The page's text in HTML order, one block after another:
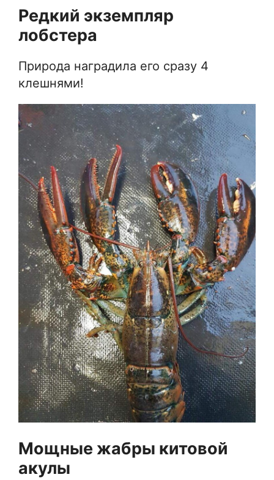
Редкий экземпляр
лобстера
Природа наградила его сразу 4
клешнями!
Мощные жабры китовой
акулы